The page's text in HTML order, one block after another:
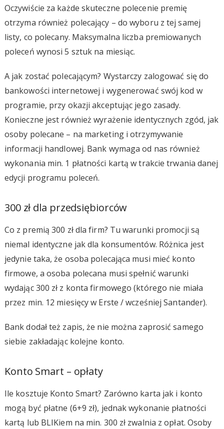
Oczywiście za każde skuteczne polecenie premię
otrzyma również polecający – do wyboru z tej samej
listy, co polecany. Maksymalna liczba premiowanych
poleceń wynosi 5 sztuk na miesiąc.
A jak zostać polecającym? Wystarczy zalogować się do
bankowości internetowej i wygenerować swój kod w
programie, przy okazji akceptując jego zasady.
Konieczne jest również wyrażenie identycznych zgód, jak
osoby polecane – na marketing i otrzymywanie
informacji handlowej. Bank wymaga od nas również
wykonania min. 1 płatności kartą w trakcie trwania danej
edycji programu poleceń.
300 zł dla przedsiębiorców
Co z premią 300 zł dla firm? Tu warunki promocji są
niemal identyczne jak dla konsumentów. Różnica jest
jedynie taka, że osoba polecająca musi mieć konto
firmowe, a osoba polecana musi spełnić warunki
wydając 300 zł z konta firmowego (którego nie miała
przez min. 12 miesięcy w Erste / wcześniej Santander).
Bank dodał też zapis, że nie można zaprosić samego
siebie zakładając kolejne konto.
Konto Smart – opłaty
Ile kosztuje Konto Smart? Zarówno karta jak i konto
mogą być płatne (6+9 zł), jednak wykonanie płatności
kartą lub BLIKiem na min. 300 zł zwalnia z opłat. Osoby